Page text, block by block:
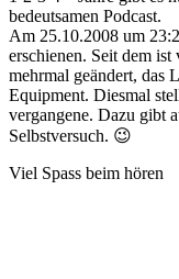
bedeutsamen Podcast.
Am 25.10.2008 um
erschienen. Seit dem
mehrmal geändert, das
Equipment. Diesmal
vergangene. Dazu gibt
Selbstversuch. 😉
Viel Spass beim hören